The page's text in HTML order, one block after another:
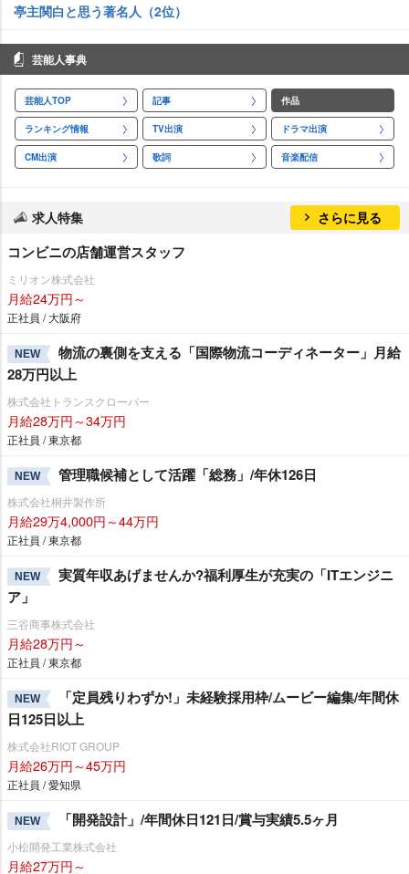
亭主関白と思う著名人（2位）
芸能人事典
芸能人TOP 記事 作品
ランキング情報 TV出演 ドラマ出演
CM出演 歌詞 音楽配信
求人特集 さらに見る
コンビニの店舗運営スタッフ
ミリオン株式会社
月給24万円～
正社員 / 大阪府
NEW
物流の裏側を支える「国際物流コーディネーター」月給
28万円以上
株式会社トランスクローバー
月給28万円～34万円
正社員 / 東京都
NEW 管理職候補として活躍「総務」/年休126日
株式会社桐井製作所
月給29万4,000円～44万円
正社員 / 東京都
NEW
実質年収あげませんか?福利厚生が充実の「ITエンジニ
ア」
三谷商事株式会社
月給28万円～
正社員 / 東京都
NEW
「定員残りわずか!」未経験採用枠/ムービー編集/年間休
日125日以上
株式会社RIOT GROUP
月給26万円～45万円
正社員 / 愛知県
NEW 「開発設計」/年間休日121日/賞与実績5.5ヶ月
小松開発工業株式会社
月給27万円～